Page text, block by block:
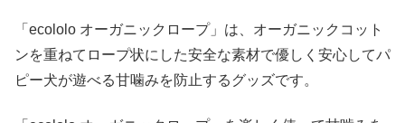
「ecololo オーガニックロープ」は、オーガニックコット
ンを重ねてロープ状にした安全な素材で優しく安心してパ
ピー犬が遊べる甘噛みを防止するグッズです。